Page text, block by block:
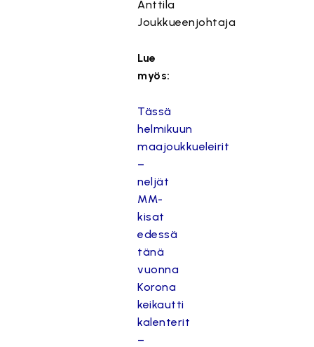
Anttila
Joukkueenjohtaja
Lue
myös:
Tässä
helmikuun
maajoukkueleirit
–
neljät
MM-
kisat
edessä
tänä
vuonna
Korona
keikautti
kalenterit
–